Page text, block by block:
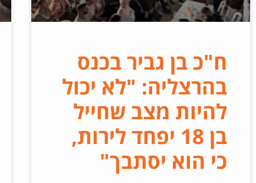
ח"כ בן גביר בכנס
בהרצליה: "לא יכול
להיות מצב שחייל
בן 18 יפחד לירות,
כי הוא יסתבך"